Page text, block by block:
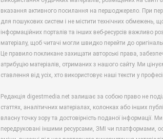
вказання активного посилання на першоджерело. При
для пошукових систем і не містити технічних
інформаційних порталів та інших веб-ресурсів важливо
матеріалу, щоб читачі могли швидко перейти до
Це правило покликане захищати авторські права,
атрибуцію матеріалів, отриманих з нашого сайту. Ми
ставлення від усіх, хто використовує наші тексти у
Редакція digestmedia.net залишає за собою право не
статтях, аналітичних матеріалах, колонках або інших
власну точку зору та достовірність поданої інформації.
передруковані іншими ресурсами, ЗМІ чи платформами,